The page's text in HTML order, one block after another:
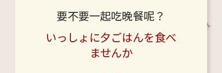
要不要一起吃晚餐呢？
いっしょに夕ごはんを食べ
ませんか